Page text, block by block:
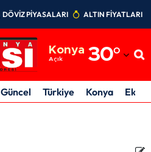
DÖVİZ PİYASALARI ALTIN FİYATLARI
Konya
Açık 30°
Adıyaman
Afyonkarahisar
Güncel Türkiye Konya